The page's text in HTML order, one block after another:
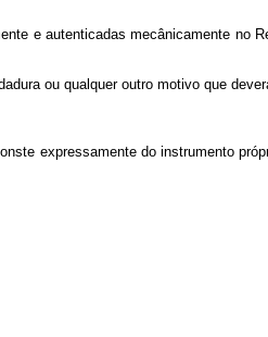
e autenticadas mecânicamente no
ou qualquer outro motivo que
expressamente do instrumento